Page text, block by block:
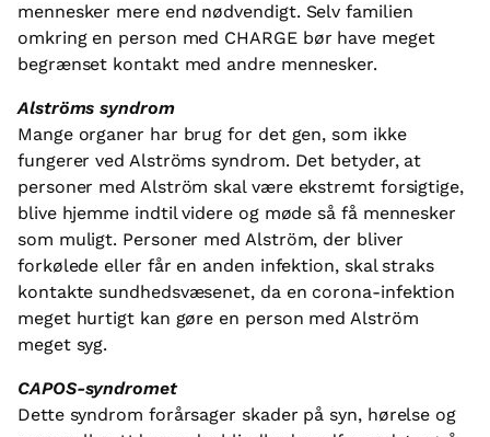
mennesker mere end nødvendigt. Selv familien
omkring en person med CHARGE bør have meget
begrænset kontakt med andre mennesker.
Alströms syndrom
Mange organer har brug for det gen, som ikke
fungerer ved Alströms syndrom. Det betyder, at
personer med Alström skal være ekstremt forsigtige,
blive hjemme indtil videre og møde så få mennesker
som muligt. Personer med Alström, der bliver
forkølede eller får en anden infektion, skal straks
kontakte sundhedsvæsenet, da en corona-infektion
meget hurtigt kan gøre en person med Alström
meget syg.
CAPOS-syndromet
Dette syndrom forårsager skader på syn, hørelse og